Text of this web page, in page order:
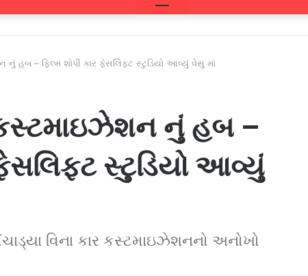
હબ – ફિલ્મ શોપી કાર ફેસલિફ્ટ સ્ટુડિયો આવ્યું વેસુ માં
નું હબ –
સ્ટુડિયો આવ્યું
વિના કાર કસ્ટમાઇઝેશનનો અનોખો